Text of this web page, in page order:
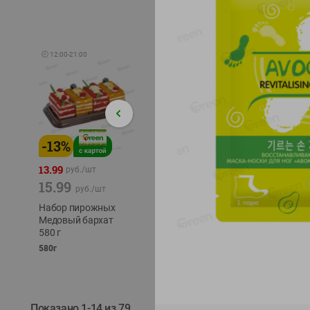
🕘 12:00-21:00
-13%
13.99 руб./шт
15.99 руб./шт
Набор пирожных
Медовый бархат
580 г
580г
кош. с чувств.
-24%
4.99
ТОФУ